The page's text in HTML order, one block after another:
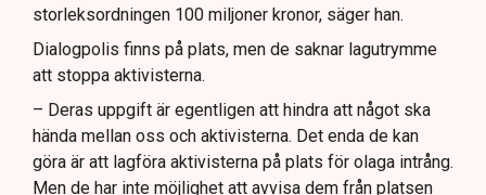
storleksordningen 100 miljoner kronor, säger han.
Dialogpolis finns på plats, men de saknar lagutrymme
att stoppa aktivisterna.
– Deras uppgift är egentligen att hindra att något ska
hända mellan oss och aktivisterna. Det enda de kan
göra är att lagföra aktivisterna på plats för olaga intrång.
Men de har inte möjlighet att avvisa dem från platsen